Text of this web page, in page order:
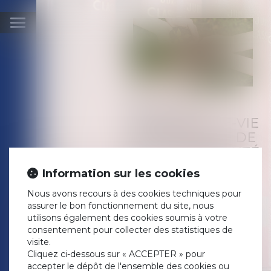
Ouvrir
D'ASSURANCE-VIE
COMME ACTIF DE
LA COMMUNAUTÉ
Publié le :07/08/2019
personnes et de leur
patrimoine/Patrimoine et
succession
Source :
En l'espèce, le contrat
Information sur les cookies
Nous avons recours à des cookies techniques pour
assurer le bon fonctionnement du site, nous
utilisons également des cookies soumis à votre
consentement pour collecter des statistiques de
visite.
Cliquez ci-dessous sur « ACCEPTER » pour
accepter le dépôt de l'ensemble des cookies ou